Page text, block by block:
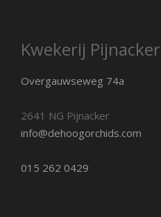
Kwekerij Pijnacker
Overgauwseweg 74a
2641 NG Pijnacker
info@dehoogorchids.com
015 262 0429